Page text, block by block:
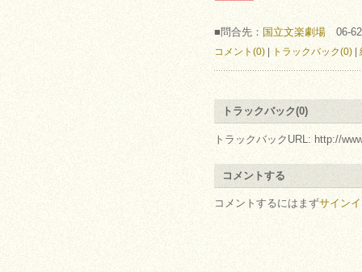
■問合先： 国立文楽劇場 06-
コメント(0) トラックバック(0)
トラックバック(0)
トラックバックURL: http://
コメントする
コメントするにはまずサイン